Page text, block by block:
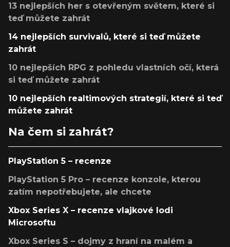
13 nejlepších her s otevřeným světem, které si
teď můžete zahrát
14 nejlepších survivalů, které si teď můžete
zahrát
10 nejlepších RPG z pohledu vlastních očí, která
si teď můžete zahrát
10 nejlepších realtimových strategií, které si teď
můžete zahrát
Na čem si zahrát?
PlayStation 5 – recenze
PlayStation 5 Pro – recenze konzole, kterou
zatím nepotřebujete, ale chcete
Xbox Series X – recenze vlajkové lodi
Microsoftu
Xbox Series S – dojmy z hraní na malém a